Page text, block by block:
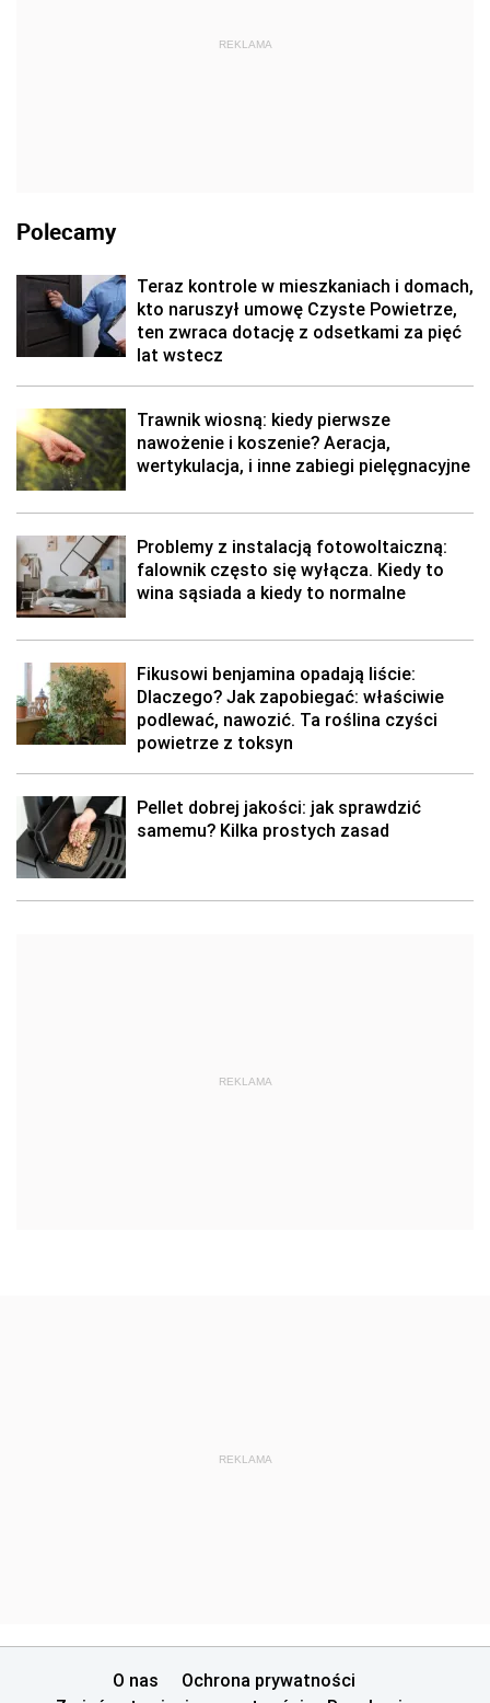
REKLAMA
Polecamy
Teraz kontrole w mieszkaniach i domach,
kto naruszył umowę Czyste Powietrze,
ten zwraca dotację z odsetkami za pięć
lat wstecz
Trawnik wiosną: kiedy pierwsze
nawożenie i koszenie? Aeracja,
wertykulacja, i inne zabiegi pielęgnacyjne
Problemy z instalacją fotowoltaiczną:
falownik często się wyłącza. Kiedy to
wina sąsiada a kiedy to normalne
Fikusowi benjamina opadają liście:
Dlaczego? Jak zapobiegać: właściwie
podlewać, nawozić. Ta roślina czyści
powietrze z toksyn
Pellet dobrej jakości: jak sprawdzić
samemu? Kilka prostych zasad
REKLAMA
REKLAMA
O nas
Ochrona prywatności